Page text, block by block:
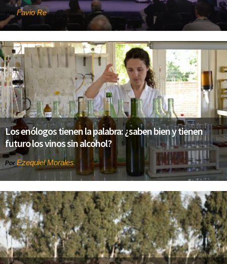
Por Favio Re
Los enólogos tienen la palabra: ¿saben bien y tienen
futuro los vinos sin alcohol?
Por Ezequiel Morales